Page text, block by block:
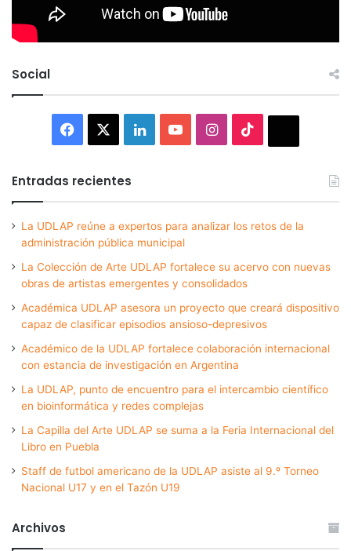
Social
Facebook LinkedInYouTubeInstagram
Entradas recientes
La UDLAP reúne a expertos para analizar los retos de la
administración pública municipal
La Colección de Arte UDLAP fortalece su acervo con nuevas
obras de artistas emergentes y consolidados
Académica UDLAP asesora un proyecto que creará dispositivo
capaz de clasificar episodios ansioso-depresivos
Académico de la UDLAP fortalece colaboración internacional
con estancia de investigación en Argentina
La UDLAP, punto de encuentro para el intercambio científico
en bioinformática y redes complejas
La Capilla del Arte UDLAP se suma a la Feria Internacional del
Libro en Puebla
Staff de futbol americano de la UDLAP asiste al 9.º Torneo
Nacional U17 y en el Tazón U19
Archivos